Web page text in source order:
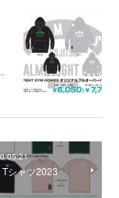
05:21
Tシャツ2023